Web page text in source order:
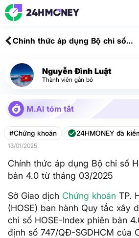
Chính thức áp dụng Bộ chỉ số
tháng 03/2025
Nguyễn Đình Luật
Thành viên gắn bó
M.AI tóm tắt
#Chứng khoán 24HMONEY đã
13/01/2025
Chính thức áp dụng Bộ chỉ số
bản 4.0 từ tháng 03/2025
Sở Giao dịch Chứng khoán TP.
(HOSE) ban hành Quy tắc xây
chỉ số HOSE-Index phiên bản
định số 747/QĐ-SGDHCM của